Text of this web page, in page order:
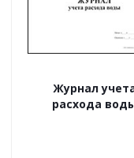
Журнал
расхода